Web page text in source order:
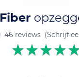
Fiber
46 reviews (Schrijf